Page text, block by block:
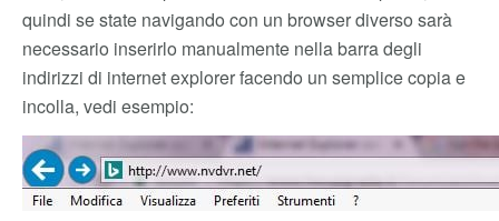
quindi se state navigando con un browser diverso sarà
necessario inserirlo manualmente nella barra degli
indirizzi di internet explorer facendo un semplice copia e
incolla, vedi esempio: